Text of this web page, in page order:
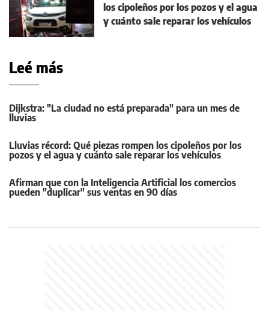
los cipoleños por los pozos y el agua
y cuánto sale reparar los vehículos
Leé más
Dijkstra: "La ciudad no está preparada" para un mes de
lluvias
Lluvias récord: Qué piezas rompen los cipoleños por los
pozos y el agua y cuánto sale reparar los vehículos
Afirman que con la Inteligencia Artificial los comercios
pueden "duplicar" sus ventas en 90 días